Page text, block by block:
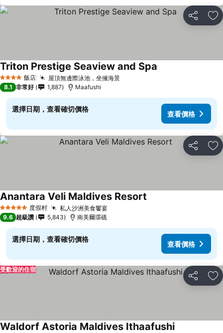
分享 加
4 星級 飯店 屋頂無邊際泳池，坐擁海景
Triton Prestige Seaview and Spa
8.1 非常好 1,887 Maafushi
選擇日期，查看確切價格
查看價格
分享 加
5 星級 度假村 私人沙洲美食饗宴
Anantara Veli Maldives Resort
9.6 超級讚 5,843 南美爾環礁
選擇日期，查看確切價格
查看價格
分享 加
受歡迎的住宿
Waldorf Astoria Maldives Ithaafushi